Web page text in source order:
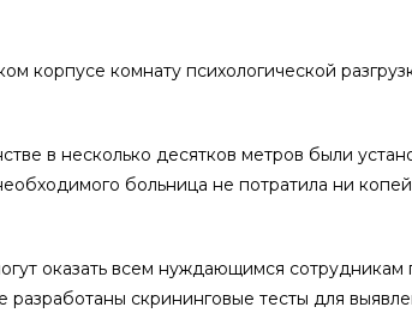
корпусе комнату психологической
в несколько десятков метров были
больница не потратила ни
оказать всем нуждающимся
скрининговые тесты для